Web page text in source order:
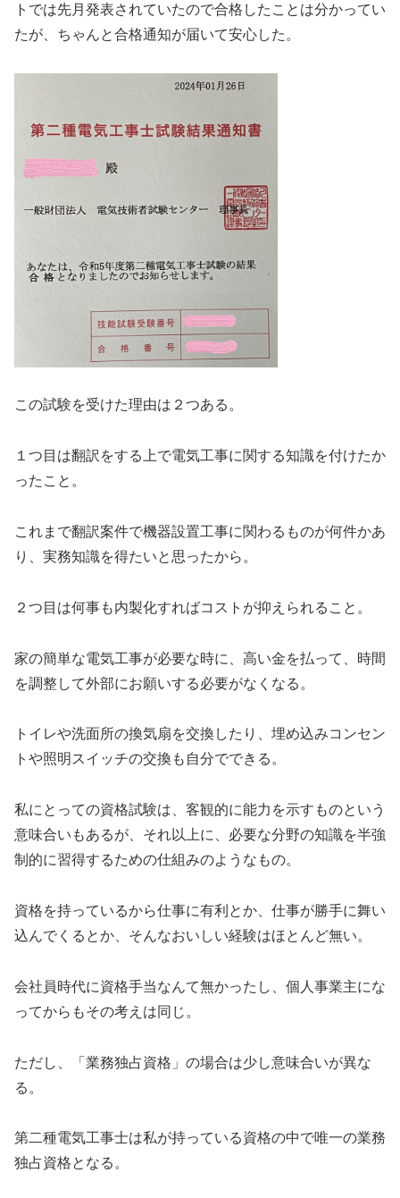
トでは先月発表されていたので合格したことは分かってい
たが、ちゃんと合格通知が届いて安心した。
この試験を受けた理由は２つある。
１つ目は翻訳をする上で電気工事に関する知識を付けたか
ったこと。
これまで翻訳案件で機器設置工事に関わるものが何件かあ
り、実務知識を得たいと思ったから。
２つ目は何事も内製化すればコストが抑えられること。
家の簡単な電気工事が必要な時に、高い金を払って、時間
を調整して外部にお願いする必要がなくなる。
トイレや洗面所の換気扇を交換したり、埋め込みコンセン
トや照明スイッチの交換も自分でできる。
私にとっての資格試験は、客観的に能力を示すものという
意味合いもあるが、それ以上に、必要な分野の知識を半強
制的に習得するための仕組みのようなもの。
資格を持っているから仕事に有利とか、仕事が勝手に舞い
込んでくるとか、そんなおいしい経験はほとんど無い。
会社員時代に資格手当なんて無かったし、個人事業主にな
ってからもその考えは同じ。
ただし、「業務独占資格」の場合は少し意味合いが異な
る。
第二種電気工事士は私が持っている資格の中で唯一の業務
独占資格となる。